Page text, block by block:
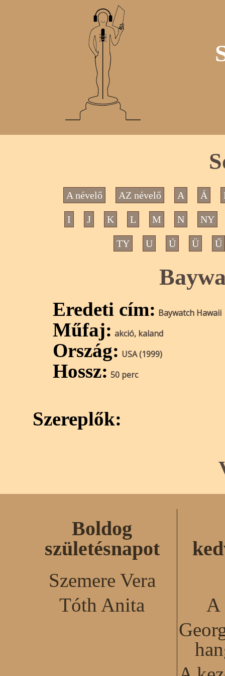
A névelő AZ névelő A Á
I J K L M N NY
TY U Ú Ü Ű
Eredeti cím: Baywatch Hawaii
Műfaj: akció, kaland
Ország: USA (1999)
Hossz: 50 perc
Szereplők:
Boldog
születésnapot
Szemere Vera
Tóth Anita
A